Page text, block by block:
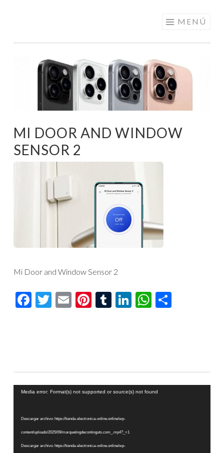
PRECIOS DE
ANDORRA
MENÚ
MI DOOR AND WINDOW
SENSOR 2
Mi Door and Window Sensor 2
Facebook
Twitter
EmailPinterest
Tumblr
LinkedIn
Reproductor
vídeo
Media error: Format(s) not supported or source(s) not found
Descargar archivo: https://tienda-electronica-online.online/wp-
content/uploads/2025/09/marquetingdecontinguts.com_.mp4?_=1
Descargar archivo: https://tienda-electronica-online.online/wp-